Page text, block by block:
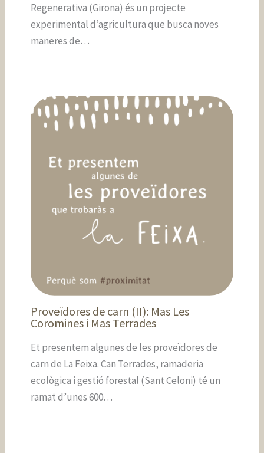
Regenerativa (Girona) és un projecte
experimental d’agricultura que busca noves
maneres de…
Proveïdores de carn (II): Mas Les
Coromines i Mas Terrades
Et presentem algunes de les proveïdores de
carn de La Feixa. Can Terrades, ramaderia
ecològica i gestió forestal (Sant Celoni) té un
ramat d’unes 600…